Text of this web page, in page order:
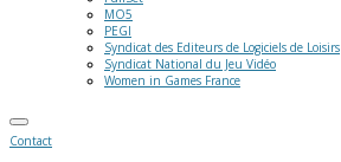
MO5
PEGI
Syndicat des Editeurs de Logiciels de Loisirs
Syndicat National du Jeu Vidéo
Women in Games France
Contact